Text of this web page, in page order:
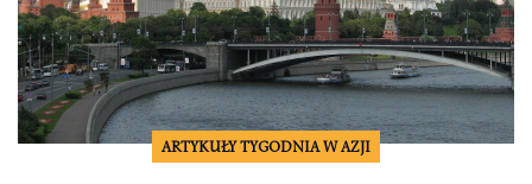
ARTYKUŁY TYGODNIA W AZJI